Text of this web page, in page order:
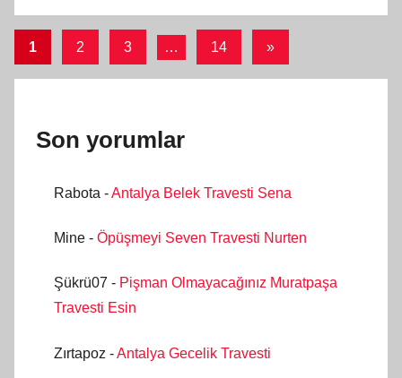
Yazı
sayfalaması
1 2 3 … 14
Sonraki
»
Son yorumlar
Rabota -Antalya Belek Travesti Sena
Mine - Öpüşmeyi Seven Travesti Nurten
Şükrü07 - Pişman Olmayacağınız Muratpaşa
Travesti Esin
Zırtapoz -Antalya Gecelik Travesti